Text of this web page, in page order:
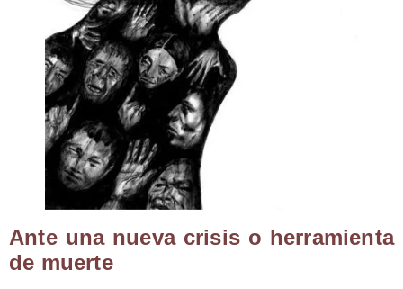
Ante una nue­va cri­sis o herra­mien­ta
de muer­te